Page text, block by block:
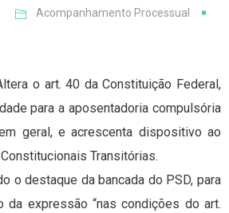
Acompanhamento Processual
o art. 40 da Constituição Federal,
para a aposentadoria compulsória
geral, e acrescenta dispositivo ao
Transitórias.
o destaque da bancada do PSD, para
da expressão “nas condições do art.